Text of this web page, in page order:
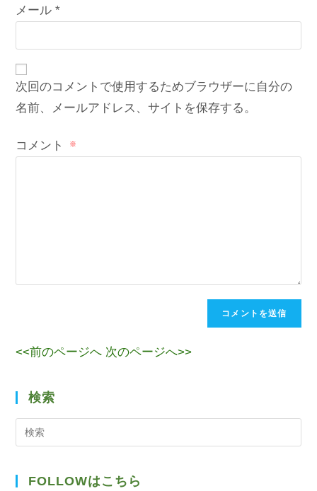
メール*
次回のコメントで使用するためブラウザーに自分の
名前、メールアドレス、サイトを保存する。
コメント ※
<<前のページへ 次のページへ>>
検索
索
FOLLOWはこちら